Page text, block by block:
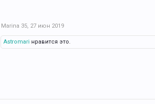
Marina 35, 27 июн 2019
Astromari нравится это.